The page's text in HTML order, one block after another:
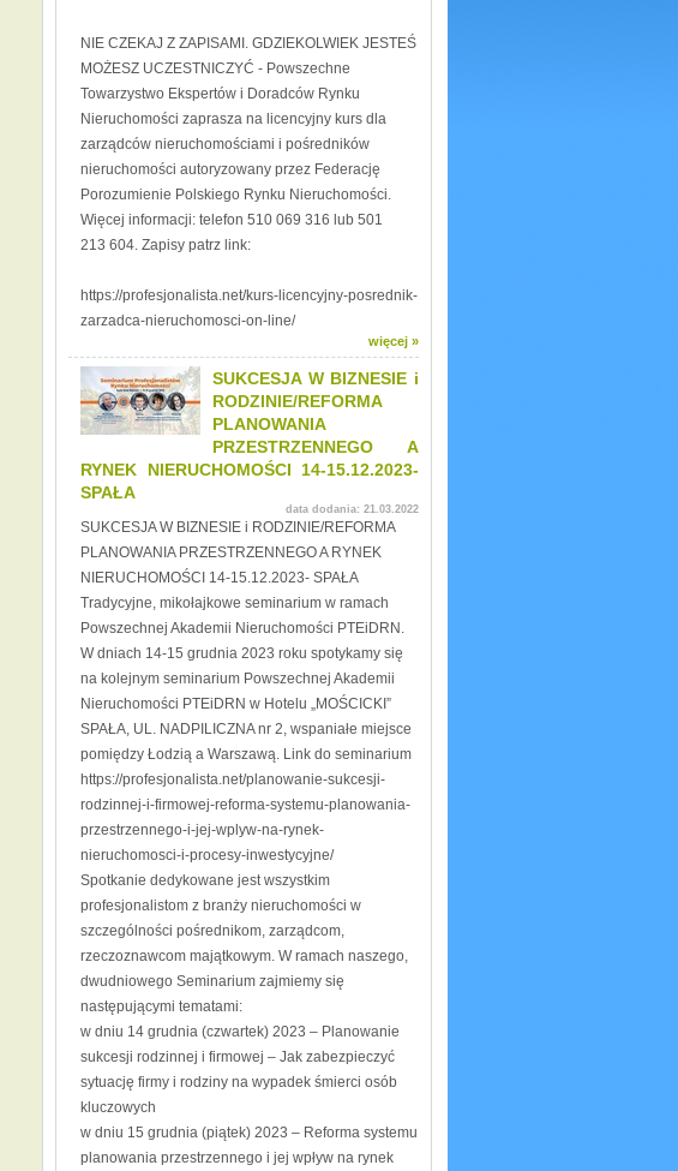
NIE CZEKAJ Z ZAPISAMI. GDZIEKOLWIEK JESTEŚ
MOŻESZ UCZESTNICZYĆ - Powszechne
Towarzystwo Ekspertów i Doradców Rynku
Nieruchomości zaprasza na licencyjny kurs dla
zarządców nieruchomościami i pośredników
nieruchomości autoryzowany przez Federację
Porozumienie Polskiego Rynku Nieruchomości.
Więcej informacji: telefon 510 069 316 lub 501
213 604. Zapisy patrz link:
https://profesjonalista.net/kurs-licencyjny-posrednik-
zarzadca-nieruchomosci-on-line/
więcej »
SUKCESJA W BIZNESIE i
RODZINIE/REFORMA
PLANOWANIA
PRZESTRZENNEGO A
RYNEK NIERUCHOMOŚCI 14-15.12.2023-
SPAŁA
data dodania: 21.03.2022
SUKCESJA W BIZNESIE i RODZINIE/REFORMA
PLANOWANIA PRZESTRZENNEGO A RYNEK
NIERUCHOMOŚCI 14-15.12.2023- SPAŁA
Tradycyjne, mikołajkowe seminarium w ramach
Powszechnej Akademii Nieruchomości PTEiDRN.
W dniach 14-15 grudnia 2023 roku spotykamy się
na kolejnym seminarium Powszechnej Akademii
Nieruchomości PTEiDRN w Hotelu „MOŚCICKI”
SPAŁA, UL. NADPILICZNA nr 2, wspaniałe miejsce
pomiędzy Łodzią a Warszawą. Link do seminarium
https://profesjonalista.net/planowanie-sukcesji-
rodzinnej-i-firmowej-reforma-systemu-planowania-
przestrzennego-i-jej-wplyw-na-rynek-
nieruchomosci-i-procesy-inwestycyjne/
Spotkanie dedykowane jest wszystkim
profesjonalistom z branży nieruchomości w
szczególności pośrednikom, zarządcom,
rzeczoznawcom majątkowym. W ramach naszego,
dwudniowego Seminarium zajmiemy się
następującymi tematami:
w dniu 14 grudnia (czwartek) 2023 – Planowanie
sukcesji rodzinnej i firmowej – Jak zabezpieczyć
sytuację firmy i rodziny na wypadek śmierci osób
kluczowych
w dniu 15 grudnia (piątek) 2023 – Reforma systemu
planowania przestrzennego i jej wpływ na rynek